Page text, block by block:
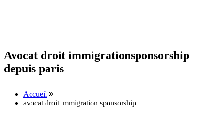
Avocat droit immigrationsponsorship
depuis paris
Accueil
avocat droit immigration sponsorship